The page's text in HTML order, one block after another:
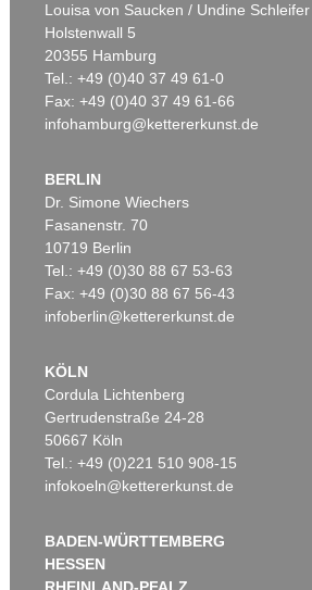
Louisa von Saucken / Undine Schleifer
Holstenwall 5
20355 Hamburg
Tel.: +49 (0)40 37 49 61-0
Fax: +49 (0)40 37 49 61-66
infohamburg@kettererkunst.de
BERLIN
Dr. Simone Wiechers
Fasanenstr. 70
10719 Berlin
Tel.: +49 (0)30 88 67 53-63
Fax: +49 (0)30 88 67 56-43
infoberlin@kettererkunst.de
KÖLN
Cordula Lichtenberg
Gertrudenstraße 24-28
50667 Köln
Tel.: +49 (0)221 510 908-15
infokoeln@kettererkunst.de
BADEN-WÜRTTEMBERG
HESSEN